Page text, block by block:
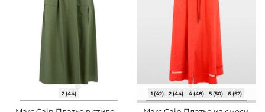
2 (44) 1 (42) 2 (44) 4 (48) 5 (50) 6 (52)